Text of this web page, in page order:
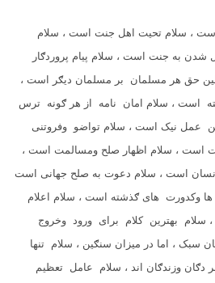
، سلام تحیت اهل جنت است ، سلام
به جنت است ، سلام پیام پروردګار
حق هر مسلمان بر مسلمان دیګر است ،
است ، سلام امان نامه از هر ګونه ترس
عمل نیک است ، سلام تواضو وفروتنی
است ، سلام اظهار صلح ومسالمت است ،
است ، سلام دعوت به صلح جهانی است
وکدورت های ګذشته است ، سلام اعلام
سلام بهترین کلام برای ورود وخروج
سبک ، اما در میزان سنګین ، سلام تنها
وزندګان اند ، سلام عامل تعظیم